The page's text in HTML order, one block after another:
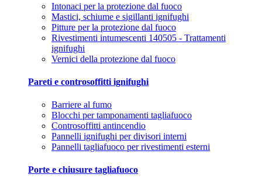
Intonaci per la protezione dal fuoco
Mastici, schiume e sigillanti ignifughi
Pitture per la protezione dal fuoco
Rivestimenti intumescenti 140505 - Trattamenti
ignifughi
Vernici della protezione dal fuoco
Pareti e controsoffitti ignifughi
Barriere al fumo
Blocchi per tamponamenti tagliafuoco
Controsoffitti antincendio
Pannelli ignifughi per divisori interni
Pannelli tagliafuoco per rivestimenti esterni
Porte e chiusure tagliafuoco